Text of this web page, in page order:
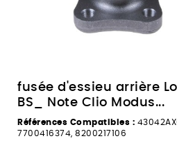
fusée d'essieu arrière
BS_ Note Clio Modus...
Références Compatibles :
7700416374, 8200217106